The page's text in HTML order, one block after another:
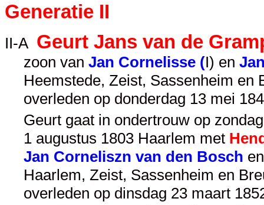
Generatie II
II-A Geurt Jans van de
zoon van Jan Cornelisse (I) en
Heemstede, Zeist, Sassenheim en
overleden op donderdag 13 mei
Geurt gaat in ondertrouw op
1 augustus 1803 Haarlem met
Jan Corneliszn van den Bosch
Haarlem, Zeist, Sassenheim en
overleden op dinsdag 23 maart